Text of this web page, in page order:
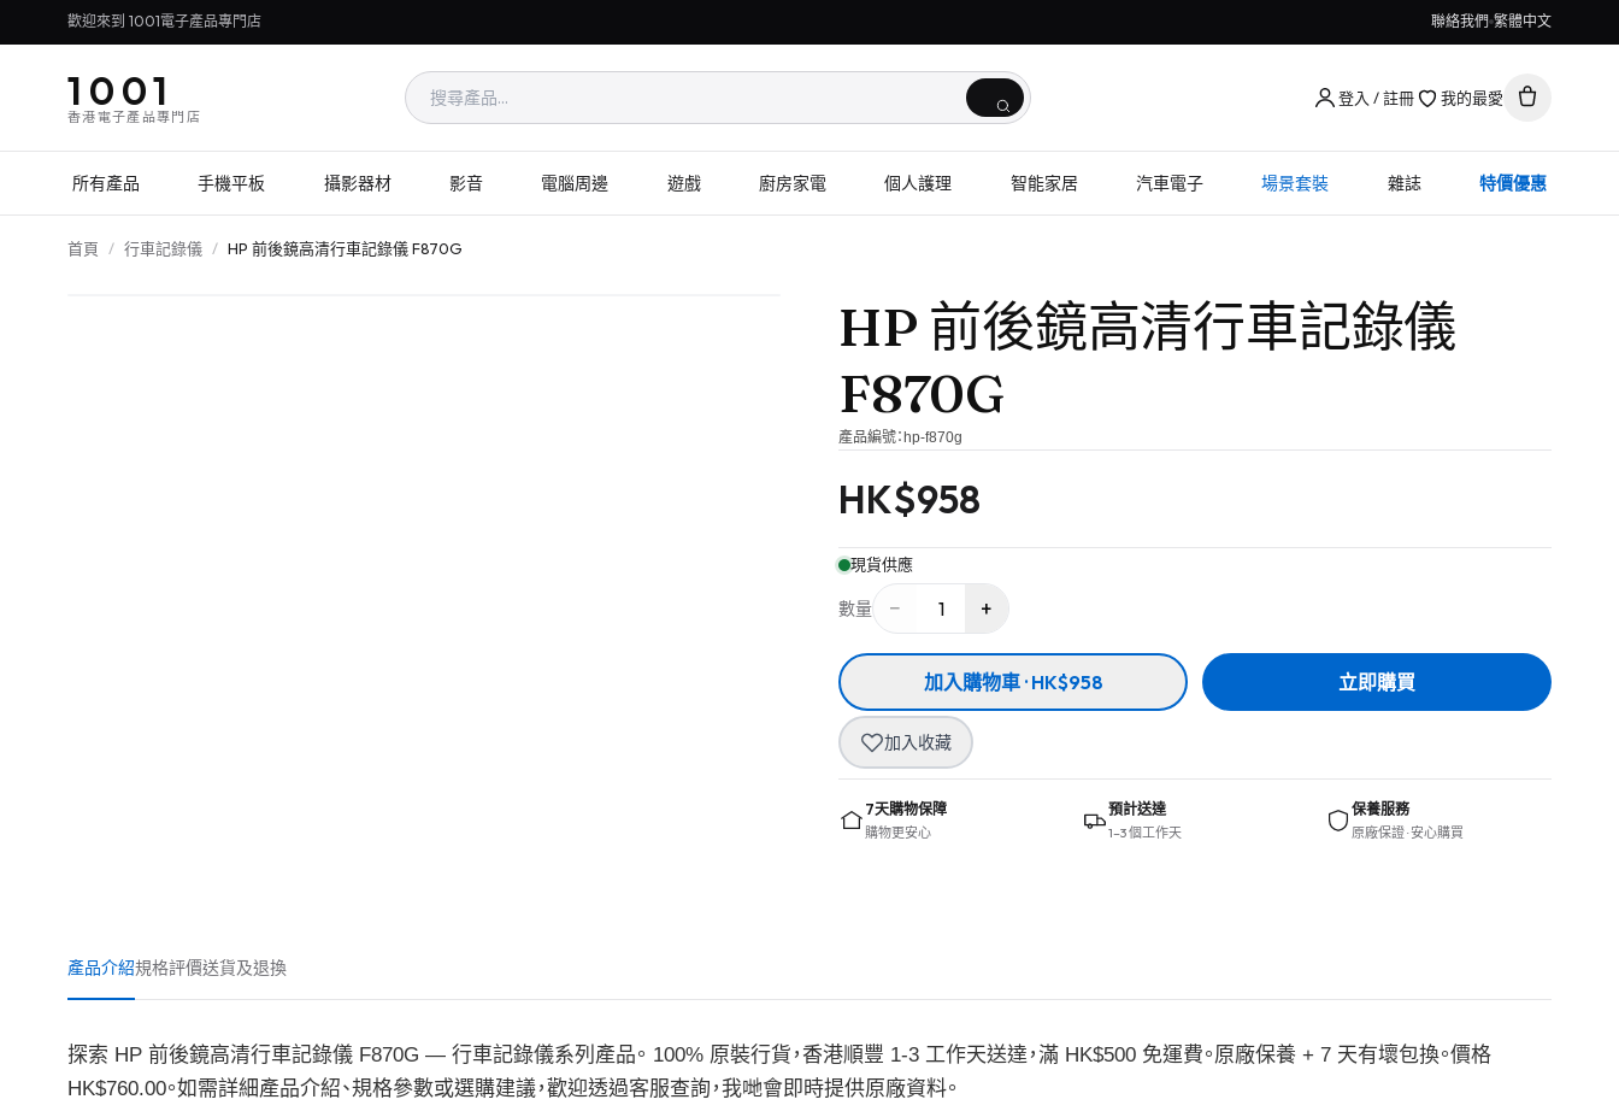
歡迎來到 1001電子產品專門店 聯絡我們 繁體中文
1001
香港電子產品專門店
登入 / 註冊 我的最愛
所有產品 手機平板 攝影器材 影音 電腦周邊 遊戲 廚房家電 個人護理 智能家居 汽車電子 場景套裝 雜誌 特價優惠
首頁 / 行車記錄儀 / HP 前後鏡高清行車記錄儀 F870G
HP 前後鏡高清行車記錄儀
F870G
產品編號： hp-f870g
HK$958
現貨供應
數量 − 1 +
加入購物車 · HK$958 立即購買
加入收藏
7天購物保障
購物更安心
預計送達
1–3 個工作天
保養服務
原廠保證 · 安心購買
產品介紹規格評價送貨及退換
探索 HP 前後鏡高清行車記錄儀 F870G — 行車記錄儀系列產品。 100% 原裝行貨，香港順豐 1-3 工作天送達，滿 HK$500 免運費。原廠保養 + 7 天有壞包換。價格
HK$760.00。如需詳細產品介紹、規格參數或選購建議，歡迎透過客服查詢，我哋會即時提供原廠資料。